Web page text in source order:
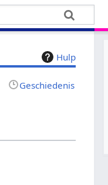
Hulp
Geschiedenis